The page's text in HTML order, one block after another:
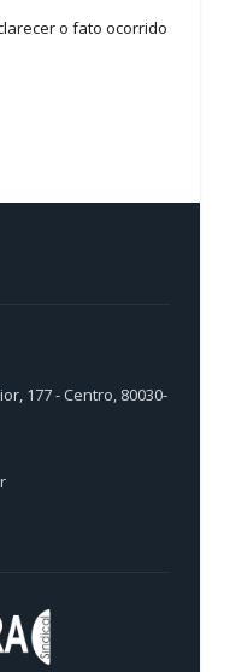
o fato ocorrido
177 - Centro, 80030-